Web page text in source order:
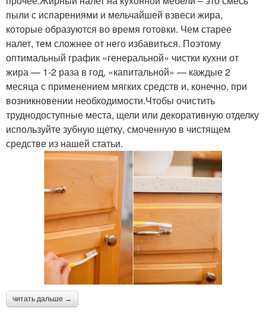
пыли с испарениями и мельчайшей взвеси жира,
которые образуются во время готовки. Чем старее
налет, тем сложнее от него избавиться. Поэтому
оптимальный график «генеральной» чистки кухни от
жира — 1-2 раза в год, «капитальной» — каждые 2
месяца с применением мягких средств и, конечно, при
возникновении необходимости.Чтобы очистить
труднодоступные места, щели или декоративную отделку
используйте зубную щетку, смоченную в чистящем
средстве из нашей статьи.
читать дальше →